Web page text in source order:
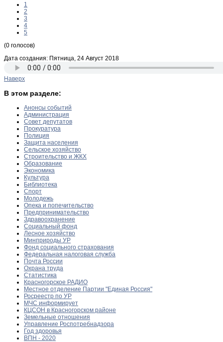
1
2
3
4
5
(0 голосов)
Дата создания: Пятница, 24 Август 2018
Наверх
В этом разделе:
Анонсы событий
Администрация
Совет депутатов
Прокуратура
Полиция
Защита населения
Сельское хозяйство
Строительство и ЖКХ
Образование
Экономика
Культура
Библиотека
Спорт
Молодежь
Опека и попечительство
Предпринимательство
Здравоохранение
Социальный фонд
Лесное хозяйство
Минприроды УР
Фонд социального страхования
Федеральная налоговая служба
Почта России
Охрана труда
Статистика
Красногорское РАДИО
Местное отделение Партии "Единая Россия"
Росреестр по УР
МЧС информирует
КЦСОН в Красногорском районе
Земельные отношения
Управление Роспотребнадзора
Год здоровья
ВПН - 2020